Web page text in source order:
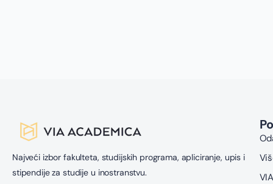
Najveći izbor fakulteta, studijskih programa, apliciranje, upis i
stipendije za studije u inostranstvu.